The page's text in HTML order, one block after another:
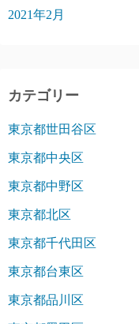
2021年2月
カテゴリー
東京都世田谷区
東京都中央区
東京都中野区
東京都北区
東京都千代田区
東京都台東区
東京都品川区